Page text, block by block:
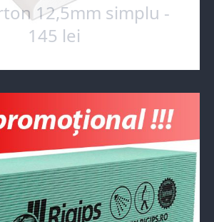
12,5mm simplu -
145 lei